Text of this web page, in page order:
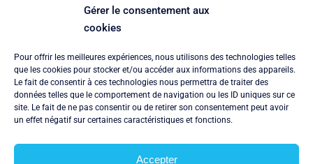
Gérer le consentement aux
cookies
Pour offrir les meilleures expériences, nous utilisons des technologies telles
que les cookies pour stocker et/ou accéder aux informations des appareils.
Le fait de consentir à ces technologies nous permettra de traiter des
données telles que le comportement de navigation ou les ID uniques sur ce
site. Le fait de ne pas consentir ou de retirer son consentement peut avoir
un effet négatif sur certaines caractéristiques et fonctions.
Accepter
3, rue Ampère
Tél.+33 6 61 92
59 52
Email:
contact@corbeilleplus.com
Politique de
23 juin 2026
mardi 16 juin
2026
25 mai 2026
Rendez-vous le